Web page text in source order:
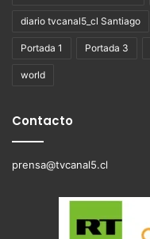
diario tvcanal5_cl Santiago
Portada 1 Portada 3
world
Contacto
prensa@tvcanal5.cl